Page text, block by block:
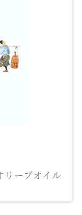
リーブオイル